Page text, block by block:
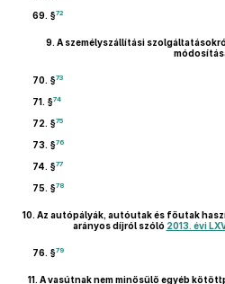
69. §72
9. A személyszállítási
70. §73
71. §74
72. §75
73. §76
74. §77
75. §78
10. Az autópályák, autóutak és főutak
arányos díjról szóló 2013. évi
76. §79
11. A vasútnak nem minősülő egyéb